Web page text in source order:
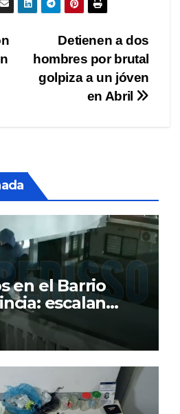
Detienen a dos
hombres por brutal
golpiza a un jóven
en Abril
en el Barrio
escalan
noche y nadie